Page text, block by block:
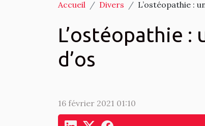
Accueil Divers L’ostéopathie :
L’ostéopathie
d’os
16 février 2021 01:10